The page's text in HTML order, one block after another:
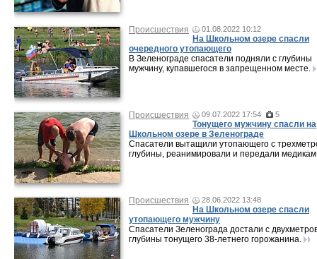
Происшествия 01.08.2022 10:12
На Школьном озере спасли
очередного утопающего
В Зеленограде спасатели подняли с глубины
мужчину, купавшегося в запрещенном месте.
Происшествия 09.07.2022 17:54 5
Тонущего мужчину спасли на
Школьном озере в Зеленограде
Спасатели вытащили утопающего с
глубины, реанимировали и передали
Происшествия 28.06.2022 13:48
На Школьном озере спасли
утопающего мужчину
Спасатели Зеленограда достали с
глубины тонущего 38-летнего горожанина.